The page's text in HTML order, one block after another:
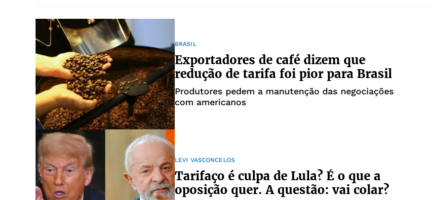
BRASIL
Exportadores de café dizem que
redução de tarifa foi pior para Brasil
Produtores pedem a manutenção das negociações
com americanos
LEVI VASCONCELOS
Tarifaço é culpa de Lula? É o que a
oposição quer. A questão: vai colar?